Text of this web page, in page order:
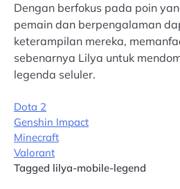
Dengan berfokus pada poin
pemain dan berpengalaman
keterampilan mereka,
sebenarnya Lilya untuk
legenda seluler.
Dota 2
Genshin Impact
Minecraft
Valorant
Tagged lilya-mobile-legend